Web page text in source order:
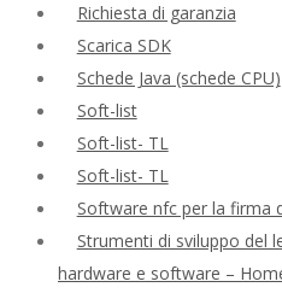
Richiesta di garanzia
Scarica SDK
Schede Java (schede CPU)
Soft-list
Soft-list- TL
Soft-list- TL
Software nfc per la firma
Strumenti di sviluppo del
hardware e software –